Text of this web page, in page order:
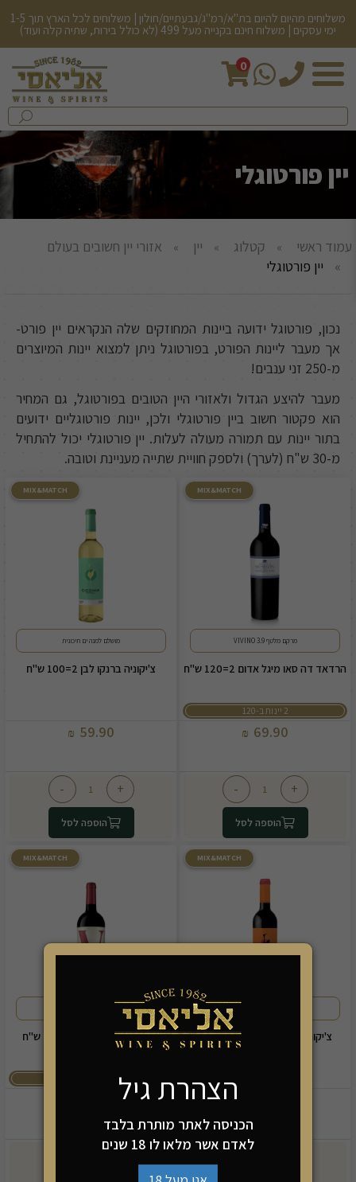
משלוחים מהיום להיום בת"א/רמ"ג/גבעתיים/חולון | משלוחים לכל הארץ תוך 1-5
ימי עסקים | משלוח חינם בקנייה מעל 499 (לא כולל בירות, שתיה קלה ועוד)
0
חיפש
בחנות...
שלח
יין פורטוגלי
עמוד ראשי קטלוג יין
אזורי יין חשובים בעולם
יין פורטוגלי
נכון, פורטוגל ידועה ביינות המחוזקים שלה הנקראים יין פורט-
אך מעבר ליינות הפורט, בפורטוגל ניתן למצוא יינות המיוצרים
מ-250 זני ענבים!
מעבר להיצע הגדול ולאזורי היין הטובים בפורטוגל, גם המחיר
הוא פקטור חשוב ביין פורטוגלי ולכן, יינות פורטוגליים ידועים
בתור יינות עם תמורה מעולה לעלות. יין פורטוגלי יכול להתחיל
מ-30 ש"ח (לערך) ולספק חוויית שתייה מעניינת וטובה.
MIX&MATCH
מרקם מלטף 3.9 VIVINO
הרדאד דה סאו מיגל אדום 2=120 ש"ח
2 יינות ב-120
69.90
₪
+
-
הוספה לסל
MIX&MATCH
מושלם למנה ים תיכונית
צ'יקוניה ברנקו לבן 2=100 ש"ח
59.90
₪
+
-
הוספה לסל
MIX&MATCH
צ'יקוניה טינטו אדום 2=100 ש"ח
MIX&MATCH
ווליטיון אדום חצי יבש 3=110 ש"ח
הצהרת גיל
הכניסה לאתר מותרת בלבד
לאדם אשר מלאו לו 18 שנים